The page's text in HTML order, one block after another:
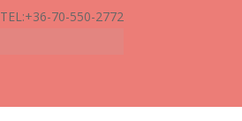
TEL:+36-70-550-2772